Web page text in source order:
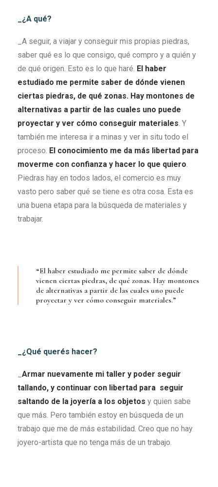
_¿A qué?
_A seguir, a viajar y conseguir mis propias piedras,
saber qué es lo que consigo, qué compro y a quién y
de qué origen. Esto es lo que haré. El haber
estudiado me permite saber de dónde vienen
ciertas piedras, de qué zonas. Hay montones de
alternativas a partir de las cuales uno puede
proyectar y ver cómo conseguir materiales. Y
también me interesa ir a minas y ver in situ todo el
proceso. El conocimiento me da más libertad para
moverme con confianza y hacer lo que quiero.
Piedras hay en todos lados, el comercio es muy
vasto pero saber qué se tiene es otra cosa. Esta es
una buena etapa para la búsqueda de materiales y
trabajar.
“El haber estudiado me permite saber de dónde
vienen ciertas piedras, de qué zonas. Hay montones
de alternativas a partir de las cuales uno puede
proyectar y ver cómo conseguir materiales.”
_¿Qué querés hacer?
Armar nuevamente mi taller y poder seguir
tallando, y continuar con libertad para seguir
saltando de la joyería a los objetos y quien sabe
que más. Pero también estoy en búsqueda de un
trabajo que me de más estabilidad. Creo que no hay
joyero-artista que no tenga más de un trabajo.